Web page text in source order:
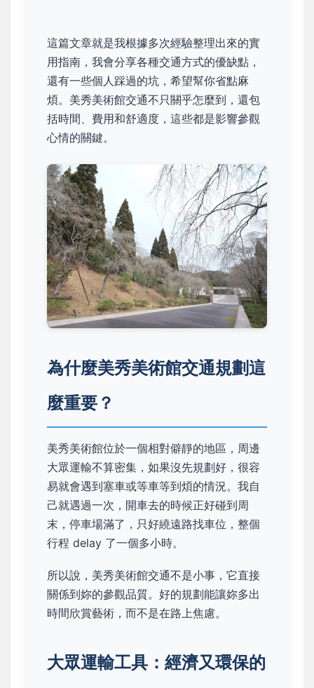
這篇文章就是我根據多次經驗整理出來的實
用指南，我會分享各種交通方式的優缺點，
還有一些個人踩過的坑，希望幫你省點麻
煩。美秀美術館交通不只關乎怎麼到，還包
括時間、費用和舒適度，這些都是影響參觀
心情的關鍵。
為什麼美秀美術館交通規劃這
麼重要？
美秀美術館位於一個相對僻靜的地區，周邊
大眾運輸不算密集，如果沒先規劃好，很容
易就會遇到塞車或等車等到煩的情況。我自
己就遇過一次，開車去的時候正好碰到周
末，停車場滿了，只好繞遠路找車位，整個
行程 delay 了一個多小時。
所以說，美秀美術館交通不是小事，它直接
關係到妳的參觀品質。好的規劃能讓妳多出
時間欣賞藝術，而不是在路上焦慮。
大眾運輸工具：經濟又環保的